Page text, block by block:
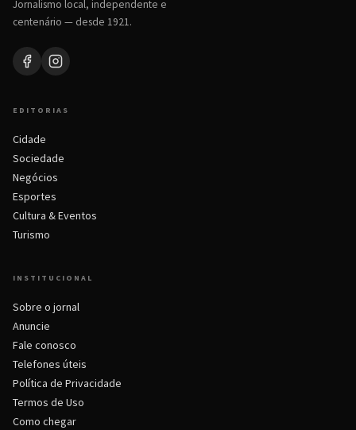
Jornalismo local, independente e
centenário — desde 1921.
EDITORIAS
Cidade
Sociedade
Negócios
Esportes
Cultura & Eventos
Turismo
INSTITUCIONAL
Sobre o jornal
Anuncie
Fale conosco
Telefones úteis
Política de Privacidade
Termos de Uso
Como chegar